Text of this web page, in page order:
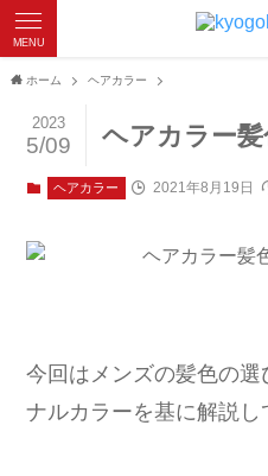
MENU
ホーム ヘアカラー
ヘアカラー
2023
5/09
ヘアカラー 2021年8月19日
今回はメンズの髪色の
ナルカラーを基に解説し